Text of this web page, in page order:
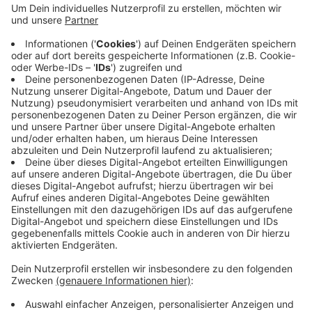
Argumente für die nötigen Investitionen geliefert
darüber hinaus an Kreisstraßen, den Routen "Von
Ruhr zu Ruhr" und der "Ennepe-Runde" vorgesehen.
Dazu kommen zahlreiche weitere lokale
Erhebungen im Radverkehrsnetz in Kooperation
mit den Kommunen.
Veröffentlicht:Montag, 02.09.2024 13:14
Anzeige